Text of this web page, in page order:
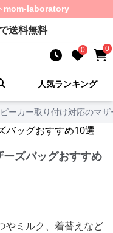
mom-laboratory
送料無料
0 0
人気ランキング
ーカー取り付け対応のマ
ズバッグおすすめ
やミルク、着替えなど